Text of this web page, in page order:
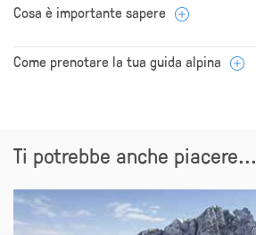
Cosa è importante sapere
Come prenotare la tua guida alpina
Ti potrebbe anche piacere...